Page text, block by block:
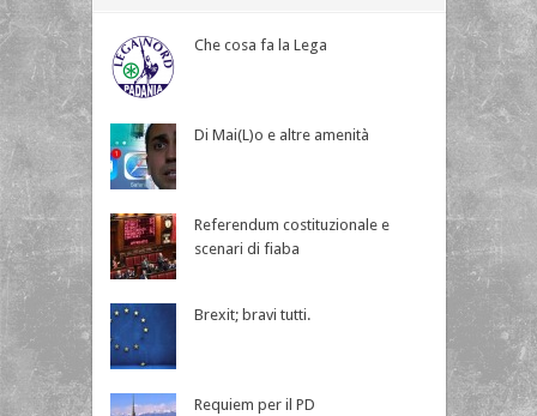
Che cosa fa la Lega
Di Mai(L)o e altre amenità
Referendum costituzionale e
scenari di fiaba
Brexit; bravi tutti.
Requiem per il PD